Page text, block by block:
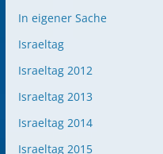
In eigener Sache
Israeltag
Israeltag 2012
Israeltag 2013
Israeltag 2014
Israeltag 2015